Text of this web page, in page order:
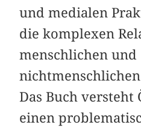
und medialen
die komplexen
menschlichen und
Das Buch versteht
einen